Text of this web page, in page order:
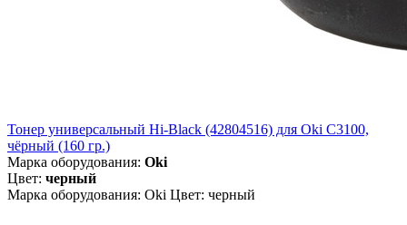
Тонер универсальный Hi-Black (42804516) для Oki С3100,
чёрный (160 гр.)
Марка оборудования: Oki
Цвет: черный
Марка оборудования: Oki Цвет: черный